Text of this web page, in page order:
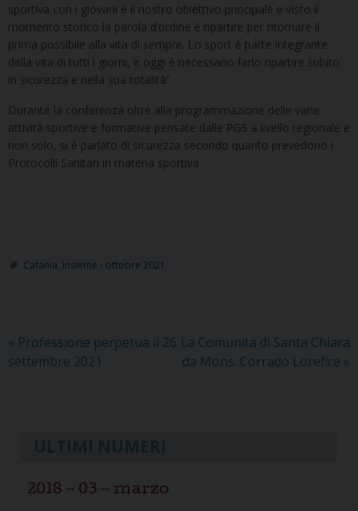
sportiva con i giovani è il nostro obiettivo principale e visto il
momento storico la parola d’ordine è ripartire per ritornare il
prima possibile alla vita di sempre. Lo sport è parte integrante
della vita di tutti i giorni, e oggi è necessario farlo ripartire subito
in sicurezza e nella sua totalità”.
Durante la conferenza oltre alla programmazione delle varie
attività sportive e formative pensate dalle PGS a livello regionale e
non solo, si è parlato di sicurezza secondo quanto prevedono i
Protocolli Sanitari in materia sportiva.
Catania Insieme - ottobre 2021
« Professione perpetua il 26
settembre 2021
La Comunità di Santa Chiara
da Mons. Corrado Lorefice »
2018 – 03 – marzo